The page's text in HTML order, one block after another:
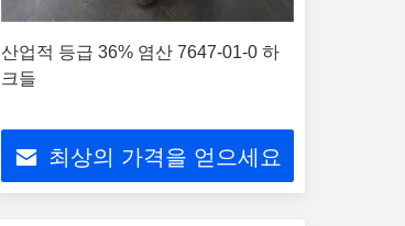
산업적 등급 36% 염산 7647-01-0 하
크들
최상의 가격을 얻으세요